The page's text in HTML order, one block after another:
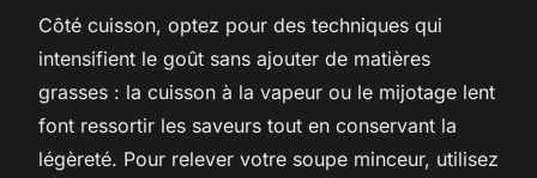
Côté cuisson, optez pour des techniques qui
intensifient le goût sans ajouter de matières
grasses : la cuisson à la vapeur ou le mijotage lent
font ressortir les saveurs tout en conservant la
légèreté. Pour relever votre soupe minceur, utilisez